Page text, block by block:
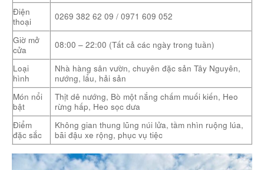
Điện
thoại
0269 382 62 09 / 0971 609 052
Giờ mở
cửa
08:00 – 22:00 (Tất cả các ngày trong tuần)
Loại
hình
Nhà hàng sân vườn, chuyên đặc sản Tây Nguyên,
nướng, lẩu, hải sản
Món nổi
bật
Thịt dê nướng, Bò một nắng chấm muối kiến, Heo
rừng hấp, Heo sọc dưa
Điểm
đặc sắc
Không gian thung lũng núi lửa, tầm nhìn ruộng lúa,
bãi đậu xe rộng, phục vụ tiệc